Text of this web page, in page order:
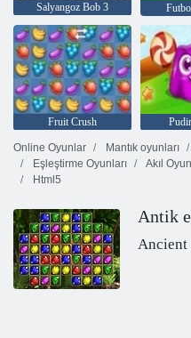
Salyangoz Bob 3
Fruit Crush
Online Oyunlar
Mantık oyunları
Eşleştirme Oyunları
Akıl
Html5
Antik
Ancient